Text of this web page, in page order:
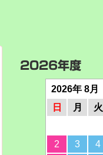
2026年度
2026年 8月
日
月 火
2
3 4